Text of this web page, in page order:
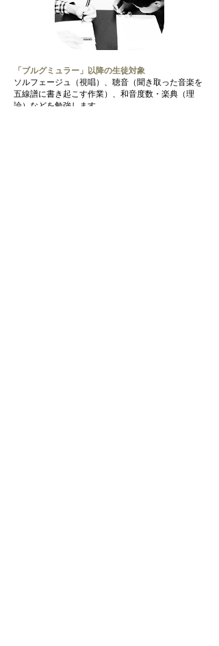
「ブルグミュラー」以降の生徒対象
ソルフェージュ（視唱）、 聴音（聞き取った音楽を
五線譜に書き起こす作業）、 和音度数・楽典（理
論）などを勉強します。